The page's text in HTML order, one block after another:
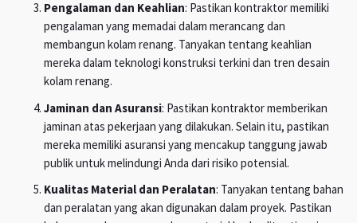
Pengalaman dan Keahlian: Pastikan kontraktor memiliki
pengalaman yang memadai dalam merancang dan
membangun kolam renang. Tanyakan tentang keahlian
mereka dalam teknologi konstruksi terkini dan tren desain
kolam renang.
Jaminan dan Asuransi: Pastikan kontraktor memberikan
jaminan atas pekerjaan yang dilakukan. Selain itu, pastikan
mereka memiliki asuransi yang mencakup tanggung jawab
publik untuk melindungi Anda dari risiko potensial.
Kualitas Material dan Peralatan: Tanyakan tentang bahan
dan peralatan yang akan digunakan dalam proyek. Pastikan